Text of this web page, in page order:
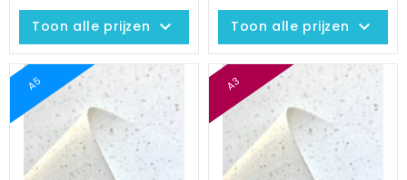
Toon alle prijzen keyboard_arrow_down Toon alle prijzen keyboard_arrow_down
A5 A3